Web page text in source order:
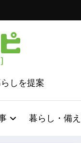
しを提案
暮らし・備え